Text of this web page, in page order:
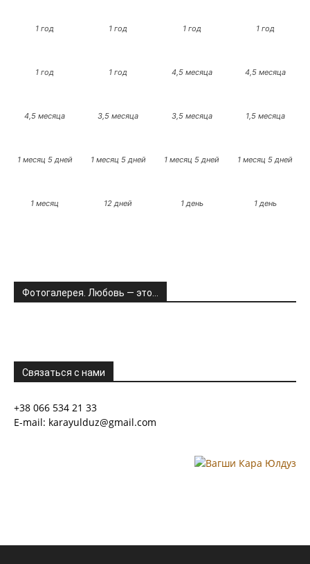
1 год 1 год 1 год 1 год
1 год 1 год 4,5 месяца 4,5 месяца
4,5 месяца 3,5 месяца 3,5 месяца 1,5 месяца
1 месяц 5 дней 1 месяц 5 дней 1 месяц 5 дней 1 месяц 5 дней
1 месяц 12 дней 1 день 1 день
Фотогалерея. Любовь — это…
Связаться с нами
+38 066 534 21 33
E-mail: karayulduz@gmail.com